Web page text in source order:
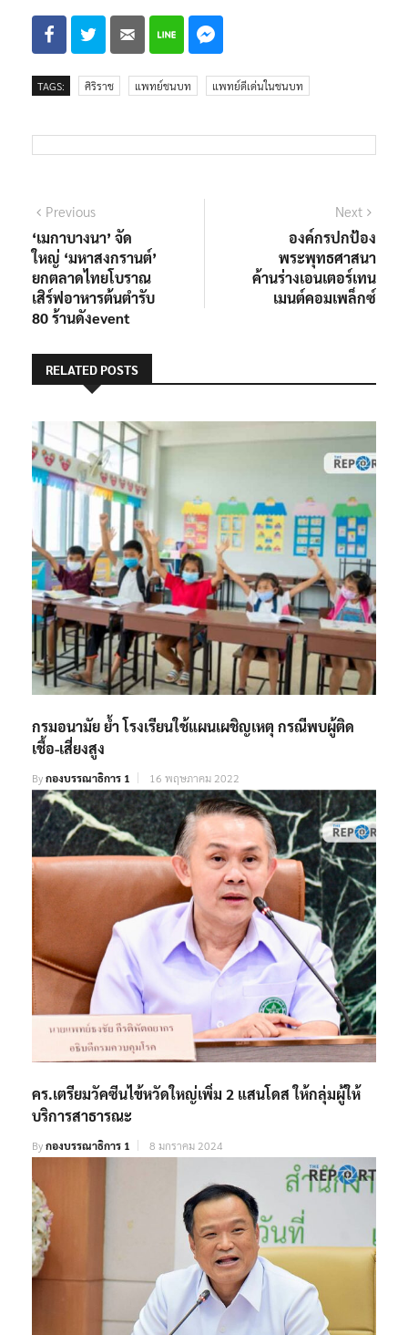
TAGS: ศิริราช แพทย์ชนบท แพทย์ดีเด่นในชนบท
แนะแนว
เรื่อง
PreviousPrevious
post:
‘เมกาบางนา’ จัด
ใหญ่ ‘มหาสงกรานต์’
ยกตลาดไทยโบราณ
เสิร์ฟอาหารต้นตำรับ
80 ร้านดังevent
Next
องค์กรปกป้อง
พระพุทธศาสนา
ค้านร่างเอนเตอร์เทน
เมนต์คอมเพล็กซ์
RELATED POSTS
กรมอนามัย ย้ำ โรงเรียนใช้แผนเผชิญเหตุ กรณีพบผู้ติด
เชื้อ-เสี่ยงสูง
Byกองบรรณาธิการ 1 16 พฤษภาคม 2022
คร.เตรียมวัคซีนไข้หวัดใหญ่เพิ่ม 2 แสนโดส ให้กลุ่มผู้ให้
บริการสาธารณะ
Byกองบรรณาธิการ 1 8 มกราคม 2024